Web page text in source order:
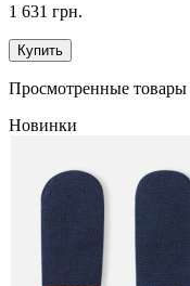
1 631 грн.
Купить
Просмотренные товары
Новинки